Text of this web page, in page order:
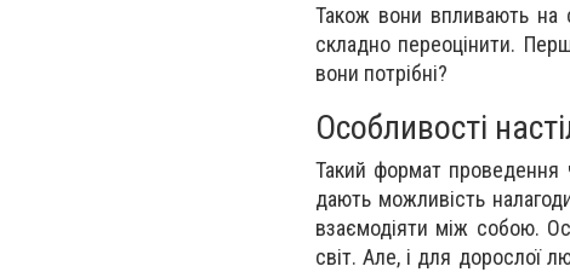
Також вони впливають на
складно переоцінити.
вони потрібні?
Особливості
Такий формат проведення
дають можливість
взаємодіяти між собою.
світ. Але, і для дорослої